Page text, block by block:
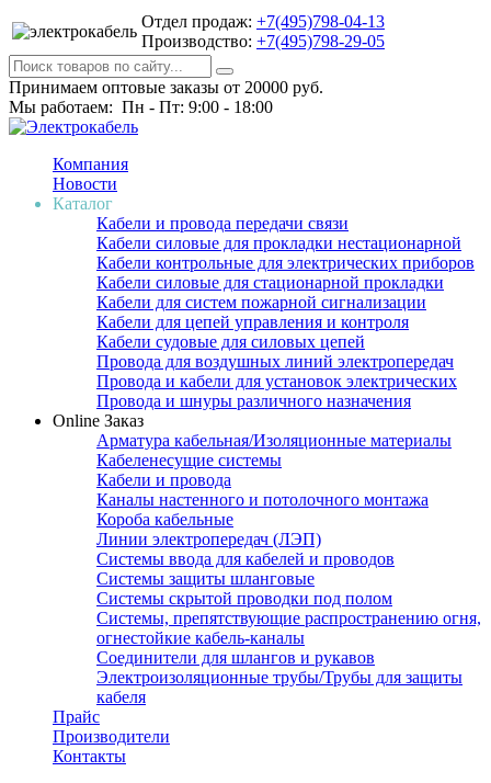
Отдел продаж: +7(495)798-04-13
Производство: +7(495)798-29-05
Принимаем оптовые заказы от 20000 руб.
Мы работаем: Пн - Пт: 9:00 - 18:00
Компания
Новости
Каталог
Кабели и провода передачи связи
Кабели силовые для прокладки нестационарной
Кабели контрольные для электрических приборов
Кабели силовые для стационарной прокладки
Кабели для систем пожарной сигнализации
Кабели для цепей управления и контроля
Кабели судовые для силовых цепей
Провода для воздушных линий электропередач
Провода и кабели для установок электрических
Провода и шнуры различного назначения
Online Заказ
Арматура кабельная/Изоляционные материалы
Кабеленесущие системы
Кабели и провода
Каналы настенного и потолочного монтажа
Короба кабельные
Линии электропередач (ЛЭП)
Системы ввода для кабелей и проводов
Системы защиты шланговые
Системы скрытой проводки под полом
Системы, препятствующие распространению огня,
огнестойкие кабель-каналы
Соединители для шлангов и рукавов
Электроизоляционные трубы/Трубы для защиты
кабеля
Прайс
Производители
Контакты